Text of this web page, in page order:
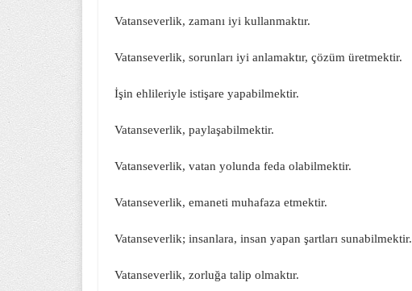
Vatanseverlik, zamanı iyi kullanmaktır.
Vatanseverlik, sorunları iyi anlamaktır, çözüm üretmektir.
İşin ehlileriyle istişare yapabilmektir.
Vatanseverlik, paylaşabilmektir.
Vatanseverlik, vatan yolunda feda olabilmektir.
Vatanseverlik, emaneti muhafaza etmektir.
Vatanseverlik; insanlara, insan yapan şartları sunabilmektir.
Vatanseverlik, zorluğa talip olmaktır.